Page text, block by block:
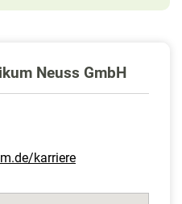
Neuss GmbH
karriere